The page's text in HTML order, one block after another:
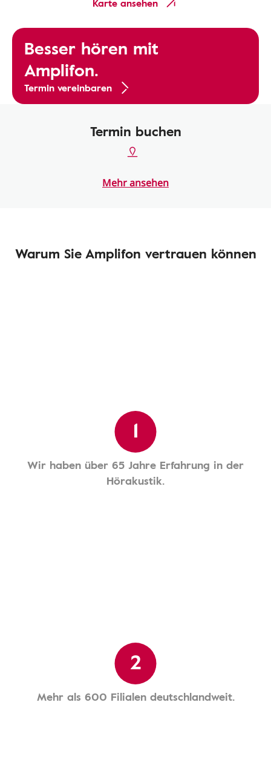
Karte ansehen
Besser hören mit
Amplifon.
Termin vereinbaren
Termin buchen
Mehr ansehen
Warum Sie Amplifon vertrauen können
1
Wir haben über 65 Jahre Erfahrung in der
Hörakustik.
2
Mehr als 600 Filialen deutschlandweit.